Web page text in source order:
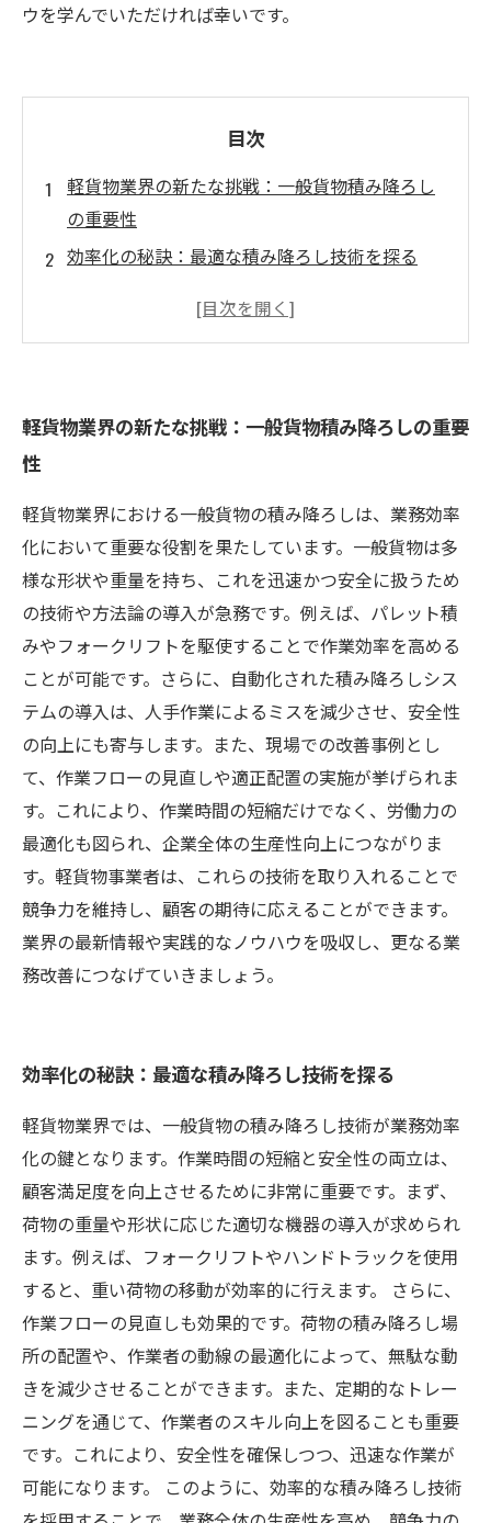
ウを学んでいただければ幸いです。
目次
軽貨物業界の新たな挑戦：一般貨物積み降ろし
の重要性
効率化の秘訣：最適な積み降ろし技術を探る
安全性を守りつつ短縮する作業時間の実践事例
未来の軽貨物業界を切り開く一般貨物積み降ろ
軽貨物業界の新たな挑戦：一般貨物積み降ろしの重要
性
軽貨物業界における一般貨物の積み降ろしは、業務効率
化において重要な役割を果たしています。一般貨物は多
様な形状や重量を持ち、これを迅速かつ安全に扱うため
の技術や方法論の導入が急務です。例えば、パレット積
みやフォークリフトを駆使することで作業効率を高める
ことが可能です。さらに、自動化された積み降ろしシス
テムの導入は、人手作業によるミスを減少させ、安全性
の向上にも寄与します。また、現場での改善事例とし
て、作業フローの見直しや適正配置の実施が挙げられま
す。これにより、作業時間の短縮だけでなく、労働力の
最適化も図られ、企業全体の生産性向上につながりま
す。軽貨物事業者は、これらの技術を取り入れることで
競争力を維持し、顧客の期待に応えることができます。
業界の最新情報や実践的なノウハウを吸収し、更なる業
務改善につなげていきましょう。
効率化の秘訣：最適な積み降ろし技術を探る
軽貨物業界では、一般貨物の積み降ろし技術が業務効率
化の鍵となります。作業時間の短縮と安全性の両立は、
顧客満足度を向上させるために非常に重要です。まず、
荷物の重量や形状に応じた適切な機器の導入が求められ
ます。例えば、フォークリフトやハンドトラックを使用
すると、重い荷物の移動が効率的に行えます。 さらに、
作業フローの見直しも効果的です。荷物の積み降ろし場
所の配置や、作業者の動線の最適化によって、無駄な動
きを減少させることができます。また、定期的なトレー
ニングを通じて、作業者のスキル向上を図ることも重要
です。これにより、安全性を確保しつつ、迅速な作業が
可能になります。 このように、効率的な積み降ろし技術